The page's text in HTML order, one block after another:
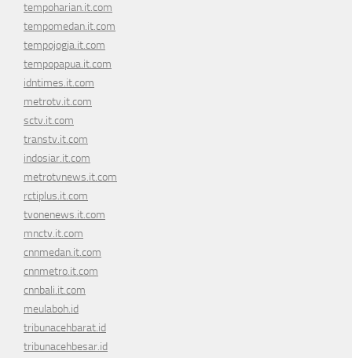
tempoharian.it.com
tempomedan.it.com
tempojogja.it.com
tempopapua.it.com
idntimes.it.com
metrotv.it.com
sctv.it.com
transtv.it.com
indosiar.it.com
metrotvnews.it.com
rctiplus.it.com
tvonenews.it.com
mnctv.it.com
cnnmedan.it.com
cnnmetro.it.com
cnnbali.it.com
meulaboh.id
tribunacehbarat.id
tribunacehbesar.id